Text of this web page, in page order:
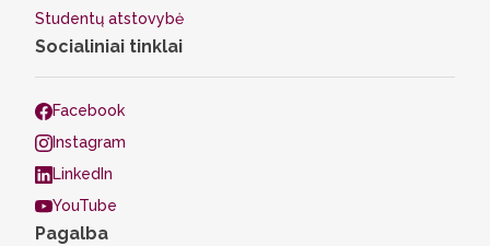
Studentų atstovybė
Socialiniai tinklai
Facebook
Instagram
LinkedIn
YouTube
Pagalba